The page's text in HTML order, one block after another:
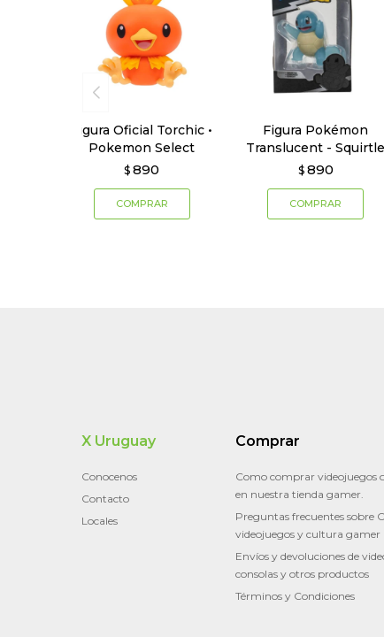
Figura Oficial Torchic •
Pokemon Select
$ 890
Figura Pokémon
Translucent - Squirtle
$ 890
X Uruguay
Conocenos
Contacto
Locales
Comprar
Como comprar videojuegos
en nuestra tienda gamer.
Preguntas frecuentes sobre
videojuegos y cultura gamer
Envíos y devoluciones de
consolas y otros productos
Términos y Condiciones